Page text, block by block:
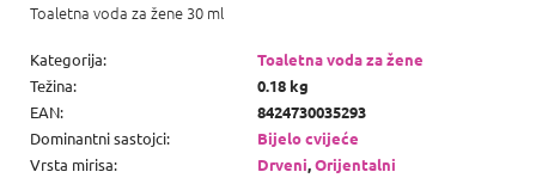
Toaletna voda za žene 30 ml
Kategorija:
Toaletna voda za žene
Težina:
0.18 kg
EAN:
8424730035293
Dominantni sastojci:
Bijelo cvijeće
Vrsta mirisa: Drveni,Orijentalni